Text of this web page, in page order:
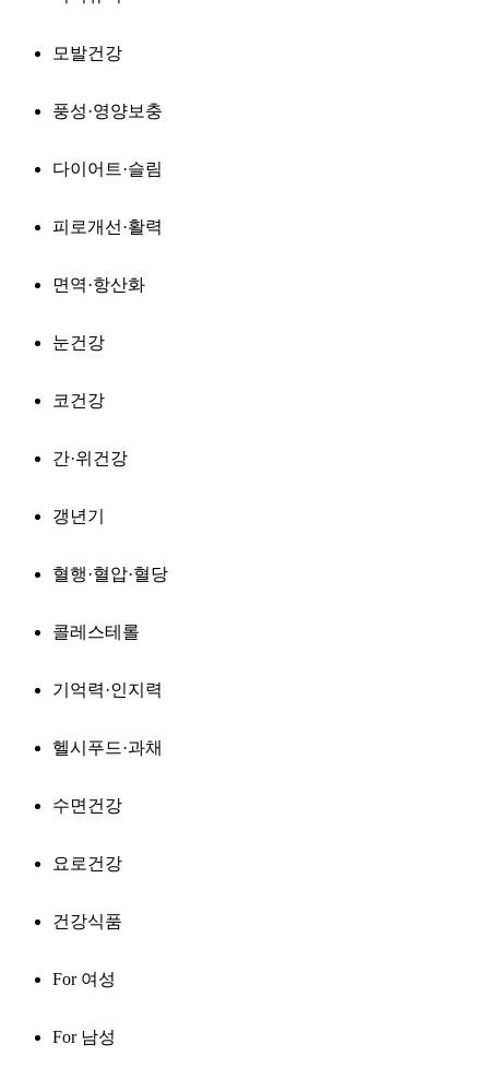
모발건강
풍성·영양보충
다이어트·슬림
피로개선·활력
면역·항산화
눈건강
코건강
간·위건강
갱년기
혈행·혈압·혈당
콜레스테롤
기억력·인지력
헬시푸드·과채
수면건강
요로건강
건강식품
For 여성
For 남성